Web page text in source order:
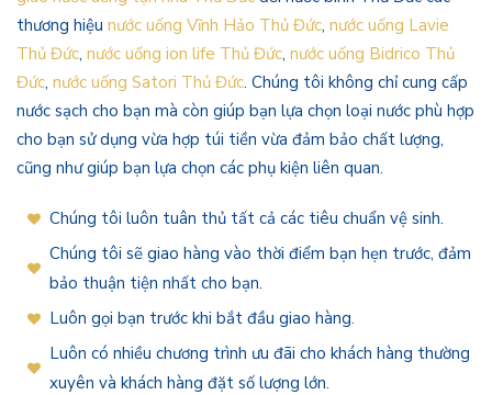
thương hiệu nước uống Vĩnh Hảo Thủ Đức, nước uống Lavie
Thủ Đức, nước uống ion life Thủ Đức, nước uống Bidrico Thủ
Đức, nước uống Satori Thủ Đức. Chúng tôi không chỉ cung cấp
nước sạch cho bạn mà còn giúp bạn lựa chọn loại nước phù hợp
cho bạn sử dụng vừa hợp túi tiền vừa đảm bảo chất lượng,
cũng như giúp bạn lựa chọn các phụ kiện liên quan.
Chúng tôi luôn tuân thủ tất cả các tiêu chuẩn vệ sinh.
Chúng tôi sẽ giao hàng vào thời điểm bạn hẹn trước, đảm
bảo thuận tiện nhất cho bạn.
Luôn gọi bạn trước khi bắt đầu giao hàng.
Luôn có nhiều chương trình ưu đãi cho khách hàng thường
xuyên và khách hàng đặt số lượng lớn.